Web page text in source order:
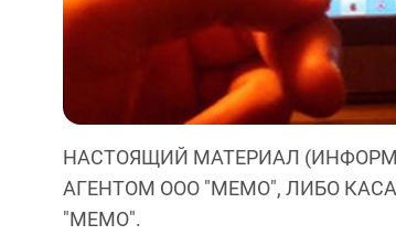
НАСТОЯЩИЙ МАТЕРИАЛ
АГЕНТОМ ООО "МЕМО", ЛИБО
"МЕМО".